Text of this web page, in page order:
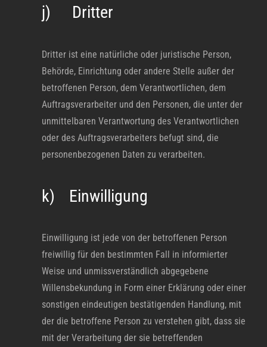
j) Dritter
Dritter ist eine natürliche oder juristische Person,
Behörde, Einrichtung oder andere Stelle außer der
betroffenen Person, dem Verantwortlichen, dem
Auftragsverarbeiter und den Personen, die unter der
unmittelbaren Verantwortung des Verantwortlichen
oder des Auftragsverarbeiters befugt sind, die
personenbezogenen Daten zu verarbeiten.
k) Einwilligung
Einwilligung ist jede von der betroffenen Person
freiwillig für den bestimmten Fall in informierter
Weise und unmissverständlich abgegebene
Willensbekundung in Form einer Erklärung oder einer
sonstigen eindeutigen bestätigenden Handlung, mit
der die betroffene Person zu verstehen gibt, dass sie
mit der Verarbeitung der sie betreffenden